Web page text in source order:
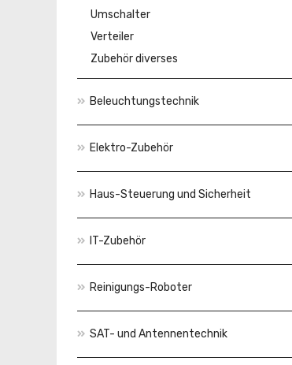
Umschalter
Verteiler
Zubehör diverses
Beleuchtungstechnik
Elektro-Zubehör
Haus-Steuerung und Sicherheit
IT-Zubehör
Reinigungs-Roboter
SAT- und Antennentechnik